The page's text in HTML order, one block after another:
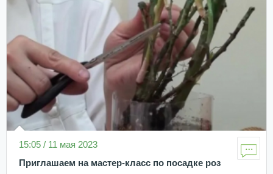
15:05 / 11 мая 2023
Приглашаем на мастер-класс по посадке роз